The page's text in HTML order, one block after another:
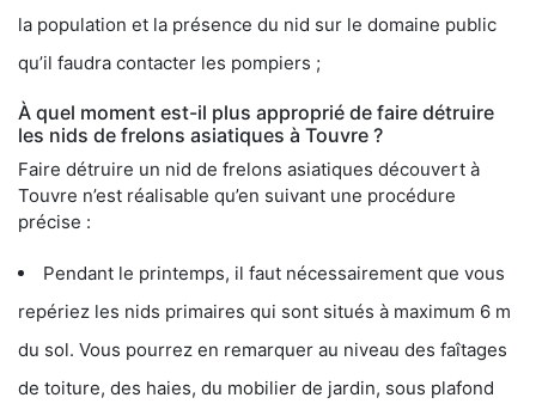
la population et la présence du nid sur le domaine public
qu’il faudra contacter les pompiers ;
À quel moment est-il plus approprié de faire détruire
les nids de frelons asiatiques à Touvre ?
Faire détruire un nid de frelons asiatiques découvert à
Touvre n’est réalisable qu’en suivant une procédure
précise :
Pendant le printemps, il faut nécessairement que vous
repériez les nids primaires qui sont situés à maximum 6 m
du sol. Vous pourrez en remarquer au niveau des faîtages
de toiture, des haies, du mobilier de jardin, sous plafond